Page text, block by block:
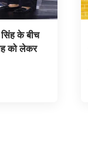
के बीच
को लेकर